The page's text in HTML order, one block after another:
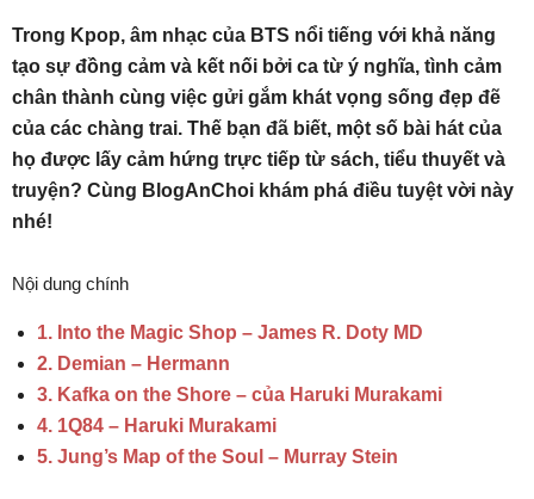
Trong Kpop, âm nhạc của BTS nổi tiếng với khả năng
tạo sự đồng cảm và kết nối bởi ca từ ý nghĩa, tình cảm
chân thành cùng việc gửi gắm khát vọng sống đẹp đẽ
của các chàng trai. Thế bạn đã biết, một số bài hát của
họ được lấy cảm hứng trực tiếp từ sách, tiểu thuyết và
truyện? Cùng BlogAnChoi khám phá điều tuyệt vời này
nhé!
Nội dung chính
1. Into the Magic Shop – James R. Doty MD
2. Demian – Hermann
3. Kafka on the Shore – của Haruki Murakami
4. 1Q84 – Haruki Murakami
5. Jung’s Map of the Soul – Murray Stein